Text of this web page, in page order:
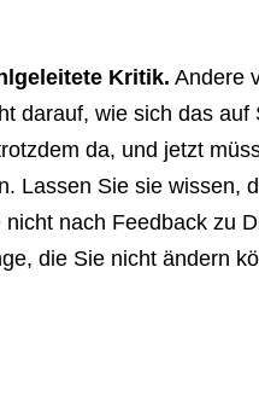
Kritik. Andere
darauf, wie sich das
da, und jetzt
Lassen Sie sie wissen,
nicht nach Feedback zu
die Sie nicht ändern